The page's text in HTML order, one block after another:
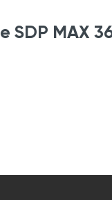
SDP MAX